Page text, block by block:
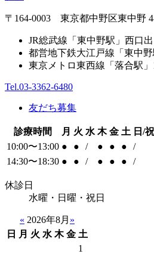
〒164-0003 東京都中野区東中野
JR総武線「東中野駅」西口
都営地下鉄大江戸線「東中
東京メトロ東西線「落合駅
Tel.03-3362-6480
友だち募集
診療時間 月 火 水 木 金 土 日/祝
10:00〜13:00 ● ● / ● ● ●
/
14:30〜18:30 ● ● / ● ● ● /
休診日
水曜・日曜・祝日
« 2026年8月 »
日
月 火 水 木 金 土
1